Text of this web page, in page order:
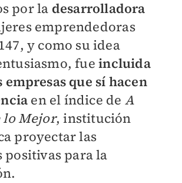
por la desarrolladora
emprendedoras
y como su idea
fueincluida
empresas que sí hacen
en el índice de A
lo Mejor, institución
proyectar las
positivas para la